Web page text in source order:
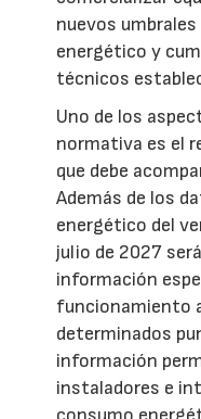
nuevos
energético y
técnicos
Uno de los
normativa es el
que debe
Además de los
energético del
julio de 2027
información
funcionamiento
determinados
información
instaladores e